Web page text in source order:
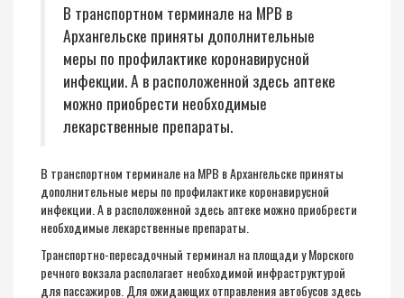
В транспортном терминале на МРВ в
Архангельске приняты дополнительные
меры по профилактике коронавирусной
инфекции. А в расположенной здесь аптеке
можно приобрести необходимые
лекарственные препараты.
В транспортном терминале на МРВ в Архангельске приняты
дополнительные меры по профилактике коронавирусной
инфекции. А в расположенной здесь аптеке можно приобрести
необходимые лекарственные препараты.
Транспортно-пересадочный терминал на площади у Морского
речного вокзала располагает необходимой инфраструктурой
для пассажиров. Для ожидающих отправления автобусов здесь